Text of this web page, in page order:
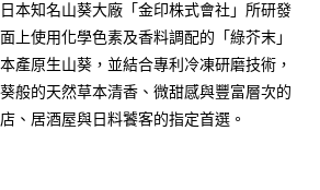
本知名山葵大廠「金印株式會社」所研發
上使用化學色素及香料調配的「綠芥末」
產原生山葵，並結合專利冷凍研磨技術，
般的天然草本清香、微甜感與豐富層次的
、居酒屋與日料饕客的指定首選。